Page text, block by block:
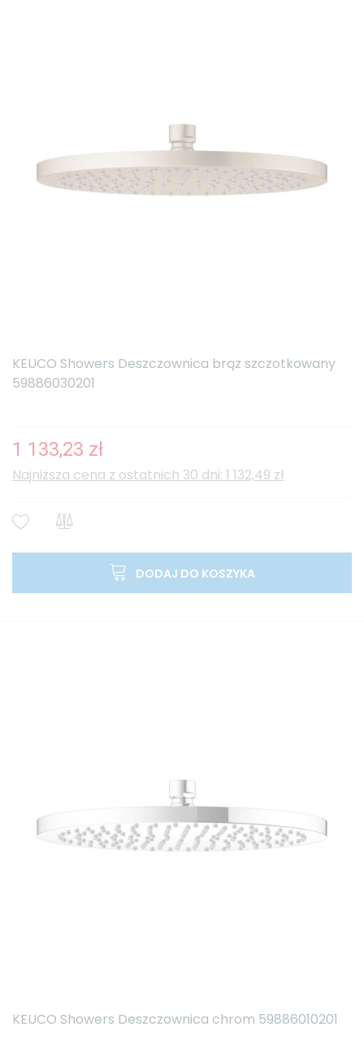
KEUCO Showers Deszczownica brąz szczotkowany
59886030201
1 133,23 zł
Najniższa cena z ostatnich 30 dni: 1 132,49 zł
DODAJ DO KOSZYKA
KEUCO Showers Deszczownica chrom 59886010201